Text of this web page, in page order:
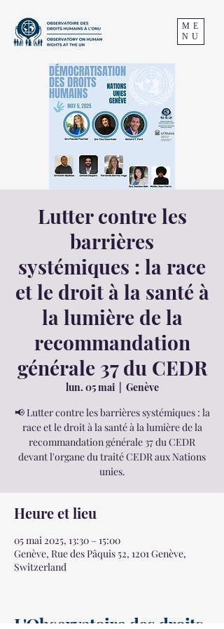
ME
NU
Lutter contre les
barrières
systémiques : la race
et le droit à la santé à
la lumière de la
recommandation
générale 37 du CEDR
lun. 05 mai
  |
Genève
📢 Lutter contre les barrières systémiques : la
race et le droit à la santé à la lumière de la
recommandation générale 37 du CEDR
devant l'organe du traité CEDR aux Nations
unies.
Heure et lieu
05 mai 2025, 13:30 – 15:00
Genève, Rue des Pâquis 52, 1201 Genève,
Switzerland
L'Observatoire des droits